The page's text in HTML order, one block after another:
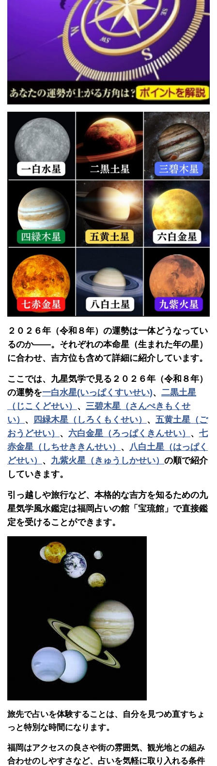
２０２６年（令和８年）の運勢は一体どうなってい
るのか――。それぞれの本命星（生まれた年の星）
に合わせ、吉方位も含めて詳細に紹介しています。
ここでは、九星気学で見る２０２６年（令和８年）
の運勢を一白水星(いっぱくすいせい)、 二黒土星
（じこくどせい） 、 三碧木星（さんぺきもくせ
い） 、 四緑木星（しろくもくせい） 、 五黄土星（ご
おうどせい） 、 六白金星（ろっぱくきんせい） 、 七
赤金星（しちせききんせい） 、 八白土星（はっぱく
どせい） 、 九紫火星（きゅうしかせい） の順で紹介
していきます。
引っ越しや旅行など、本格的な吉方を知るための九
星気学風水鑑定は福岡占いの館「宝琉館」で直接鑑
定を受けることができます。
旅先で占いを体験することは、自分を見つめ直すちょ
っと特別な時間になります。
福岡はアクセスの良さや街の雰囲気、観光地との組み
合わせのしやすさなど、占いを気軽に取り入れる条件